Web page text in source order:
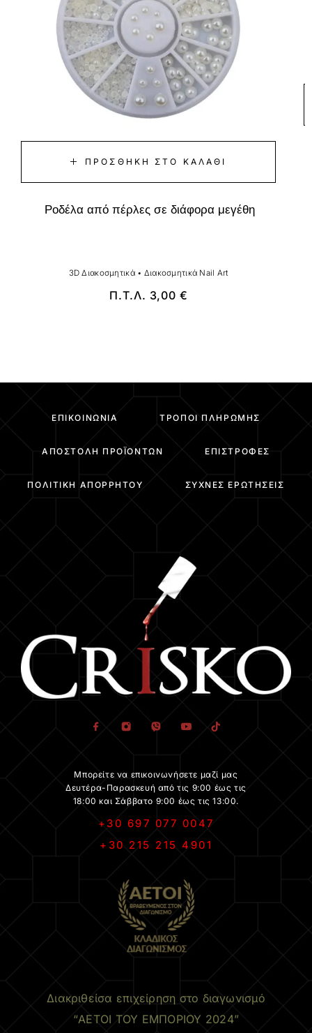
ΠΡΟΣΘΉΚΗ ΣΤΟ ΚΑΛΆΘΙ
Ροδέλα από πέρλες σε διάφορα μεγέθη
3D Διακοσμητικά• Διακοσμητικά Nail Art
Π.Τ.Λ. 3,00 €
ΕΠΙΚΟΙΝΩΝΊΑ ΤΡΌΠΟΙ ΠΛΗΡΩΜΉΣ
ΑΠΟΣΤΟΛΉ ΠΡΟΪΌΝΤΩΝ ΕΠΙΣΤΡΟΦΈΣ
ΠΟΛΙΤΙΚΉ ΑΠΟΡΡΉΤΟΥ ΣΥΧΝΈΣ ΕΡΩΤΉΣΕΙΣ
Μπορείτε να επικοινωνήσετε μαζί μας
Δευτέρα-Παρασκευή από τις 9:00 έως τις
18:00 και Σάββατο 9:00 έως τις 13:00.
+30 697 077 0047
+30 215 215 4901
Διακριθείσα επιχείρηση στο διαγωνισμό
“ΑΕΤΟΙ ΤΟΥ ΕΜΠΟΡΙΟΥ 2024”